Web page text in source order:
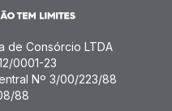
de Consórcio LTDA
0001-23
Nº 3/00/223/88
88